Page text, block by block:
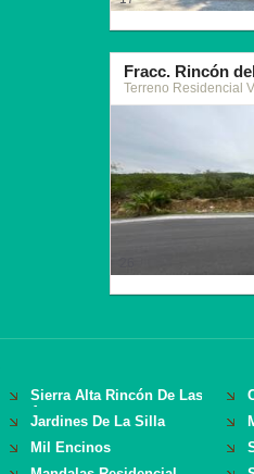
Fracc. Rincón
Terreno Residencial
Sierra Alta Rincón De Las
Aves
Jardines De La Silla
Mil Encinos